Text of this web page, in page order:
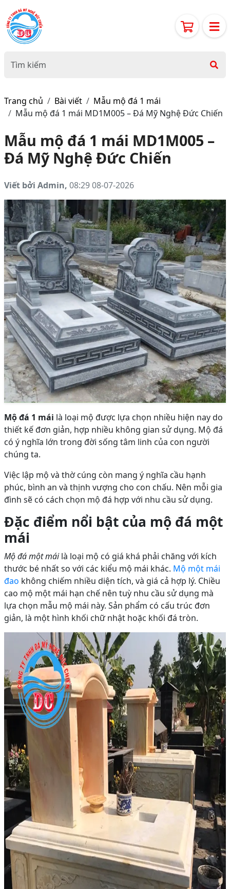
Trang chủ Bài viết
Mẫu mộ đá 1 mái
Mẫu mộ đá 1 mái MD1M005 – Đá Mỹ Nghệ Đức Chiến
Mẫu mộ đá 1 mái MD1M005 –
Đá Mỹ Nghệ Đức Chiến
Viết bởi Admin, 08:29 08-07-2026
Mộ đá 1 mái là loại mộ được lựa chọn nhiều hiện nay do
thiết kế đơn giản, hợp nhiều không gian sử dụng. Mộ đá
có ý nghĩa lớn trong đời sống tâm linh của con người
chúng ta.
Việc lập mộ và thờ cúng còn mang ý nghĩa cầu hạnh
phúc, bình an và thịnh vượng cho con chấu. Nên mỗi gia
đình sẽ có cách chọn mộ đá hợp với nhu cầu sử dụng.
Đặc điểm nổi bật của mộ đá một
mái
Mộ đá một máilà loại mộ có giá khá phải chăng với kích
thước bé nhất so với các kiểu mộ mái khác. Mộ một mái
đao không chiếm nhiều diện tích, và giá cả hợp lý. Chiều
cao mộ một mái hạn chế nên tuỳ nhu cầu sử dụng mà
lựa chọn mẫu mộ mái này. Sản phẩm có cấu trúc đơn
giản, là một hình khối chữ nhật hoặc khối đá tròn.